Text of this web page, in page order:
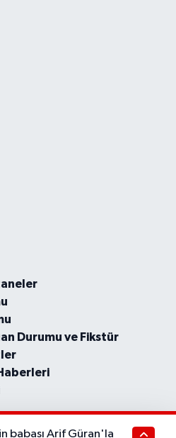
Durumu ve Fikstür
babası Arif Güran'la